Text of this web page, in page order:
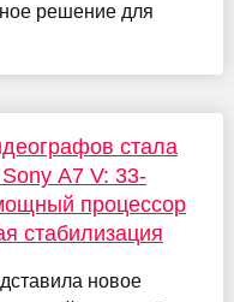
решение для
стала
A7 V: 33-
процессор
стабилизация
новое